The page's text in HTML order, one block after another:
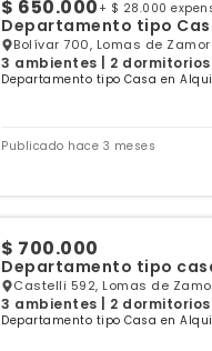
$ 650.000 + $ 28.000
Departamento tipo
Bolívar 700, Lomas de
3 ambientes | 2 dormitorios
Departamento tipo Casa en
Publicado hace 3 meses
$ 700.000
Departamento tipo
Castelli 592, Lomas de
3 ambientes | 2 dormitorios
Departamento tipo Casa en